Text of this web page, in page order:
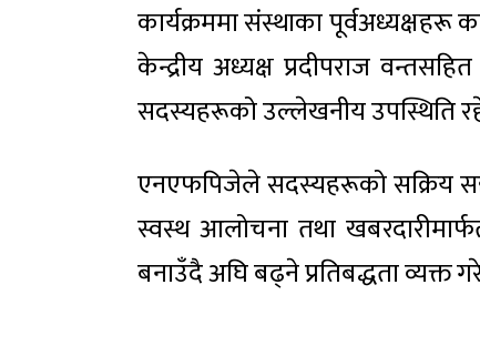
कार्यक्रममा संस्थाका पूर्वअध्यक्षहरू
केन्द्रीय अध्यक्ष प्रदीपराज
सदस्यहरूको उल्लेखनीय उपस्थिति
एनएफपिजेले सदस्यहरूको सक्रिय
स्वस्थ आलोचना तथा
बनाउँदै अघि बढ्ने प्रतिबद्धता व्यक्त